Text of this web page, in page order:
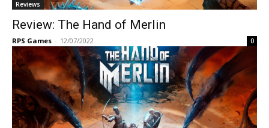
Reviews
Review: The Hand of Merlin
RPS Games - 12/07/2022 0